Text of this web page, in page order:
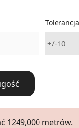
Tolerancja
1249,000 metrów.